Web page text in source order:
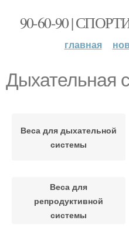
90-60-90 |
главная
Дыхательная
Веса для дыхательной
системы
Веса для
репродуктивной
системы